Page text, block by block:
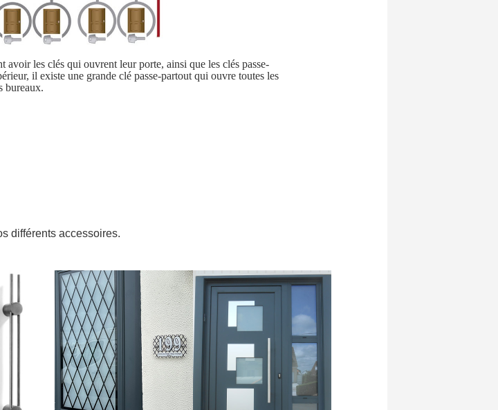
avoir les clés qui ouvrent leur porte, ainsi que les clés passe-
il existe une grande clé passe-partout qui ouvre toutes les
bureaux.
différents accessoires.